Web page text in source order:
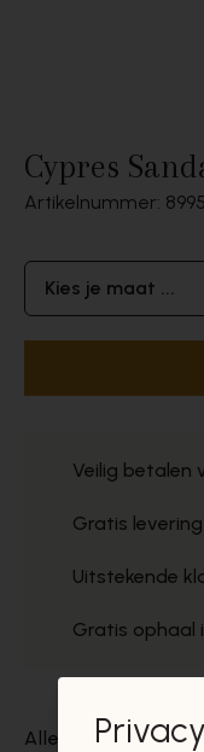
Cypres
Artikelnummer: 8995
Kies je maat ...
Veilig betalen
Gratis
Uitstekende
Gratis ophaal
Alles over dit